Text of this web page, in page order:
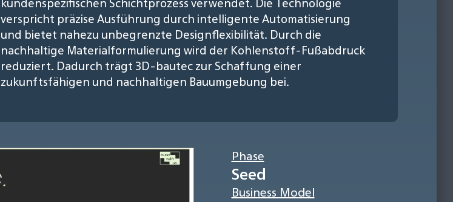
verspricht präzise Ausführung durch intelligente Automatisierung
und bietet nahezu unbegrenzte Designflexibilität. Durch die
nachhaltige Materialformulierung wird der Kohlenstoff-Fußabdruck
reduziert. Dadurch trägt 3D-bautec zur Schaffung einer
zukunftsfähigen und nachhaltigen Bauumgebung bei.
Phase
Seed
Business Model